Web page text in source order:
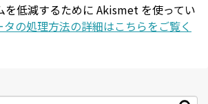
を低減するために Akismet を使ってい
タの処理方法の詳細はこちらをご覧く